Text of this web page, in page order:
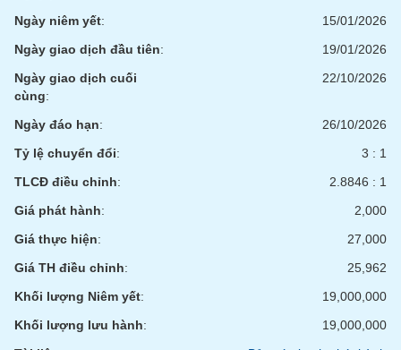
Ngày niêm yết:
15/01/2026
Ngày giao dịch đầu tiên:
19/01/2026
Ngày giao dịch cuối
cùng:
22/10/2026
Ngày đáo hạn:
26/10/2026
Tỷ lệ chuyển đổi:
3 : 1
TLCĐ điều chỉnh:
2.8846 : 1
Giá phát hành:
2,000
Giá thực hiện:
27,000
Giá TH điều chỉnh:
25,962
Khối lượng Niêm yết:
19,000,000
Khối lượng lưu hành:
19,000,000
Thuật
ngữ
(-)
Dịch
(-)
Đào
Sách